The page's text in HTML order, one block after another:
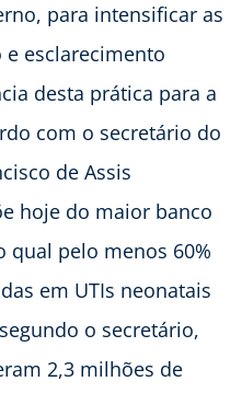
para intensificar as
e esclarecimento
desta prática para a
com o secretário do
de Assis
hoje do maior banco
qual pelo menos 60%
em UTIs neonatais
o secretário,
2,3 milhões de